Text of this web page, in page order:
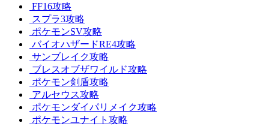
FF16攻略
スプラ3攻略
ポケモンSV攻略
バイオハザードRE4攻略
サンブレイク攻略
ブレスオブザワイルド攻略
ポケモン剣盾攻略
アルセウス攻略
ポケモンダイパリメイク攻略
ポケモンユナイト攻略